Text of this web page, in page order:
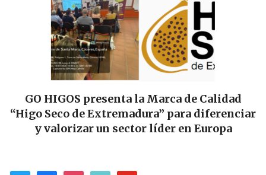
GO HIGOS presenta la Marca de Calidad
“Higo Seco de Extremadura” para diferenciar
y valorizar un sector líder en Europa